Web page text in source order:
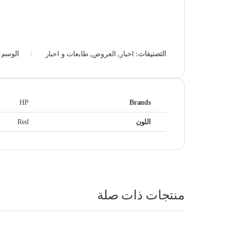
التصنيفات: احبار , العروض,طابعات و احبار
Brands
HP
اللون Red
منتجات ذات صلة